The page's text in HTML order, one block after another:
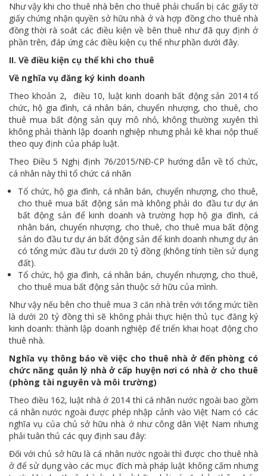
Như vậy khi cho thuê nhà bên cho thuê phải chuẩn bị các giấy tờ
giấy chứng nhận quyền sở hữu nhà ở và hợp đồng cho thuê nhà
đồng thời rà soát các điều kiện về bên thuê như đã quy định ở
phần trên, đáp ứng các điều kiện cụ thể như phần dưới đây.
II. Về điều kiện cụ thể khi cho thuê
Về nghĩa vụ đăng ký kinh doanh
Theo khoản 2, điều 10, luật kinh doanh bất động sản 2014 tổ
chức, hộ gia đình, cá nhân bán, chuyển nhượng, cho thuê, cho
thuê mua bất động sản quy mô nhỏ, không thường xuyên thì
không phải thành lập doanh nghiệp nhưng phải kê khai nộp thuế
theo quy định của pháp luật.
Theo Điều 5 Nghị định 76/2015/NĐ-CP hướng dẫn về tổ chức,
cá nhân này thì tổ chức cá nhân
Tổ chức, hộ gia đình, cá nhân bán, chuyển nhượng, cho thuê,
cho thuê mua bất động sản mà không phải do đầu tư dự án
bất động sản để kinh doanh và trường hợp hộ gia đình, cá
nhân bán, chuyển nhượng, cho thuê, cho thuê mua bất động
sản do đầu tư dự án bất động sản để kinh doanh nhưng dự án
có tổng mức đầu tư dưới 20 tỷ đồng (không tính tiền sử dụng
đất).
Tổ chức, hộ gia đình, cá nhân bán, chuyển nhượng, cho thuê,
cho thuê mua bất động sản thuộc sở hữu của mình.
Như vậy nếu bên cho thuê mua 3 căn nhà trên với tổng mức tiền
là dưới 20 tỷ đồng thì sẽ không phải thực hiện thủ tục đăng ký
kinh doanh: thành lập doanh nghiệp để triển khai hoạt động cho
thuê nhà.
Nghĩa vụ thông báo về việc cho thuê nhà ở đến phòng có
chức năng quản lý nhà ở cấp huyện nơi có nhà ở cho thuê
(phòng tài nguyên và môi trường)
Theo điều 162, luật nhà ở 2014 thì cá nhân nước ngoài bao gồm
cá nhân nước ngoài được phép nhập cảnh vào Việt Nam có các
nghĩa vụ của chủ sở hữu nhà ở như công dân Việt Nam nhưng
phải tuân thủ các quy định sau đây:
Đối với chủ sở hữu là cá nhân nước ngoài thì được cho thuê nhà
ở để sử dụng vào các mục đích mà pháp luật không cấm nhưng